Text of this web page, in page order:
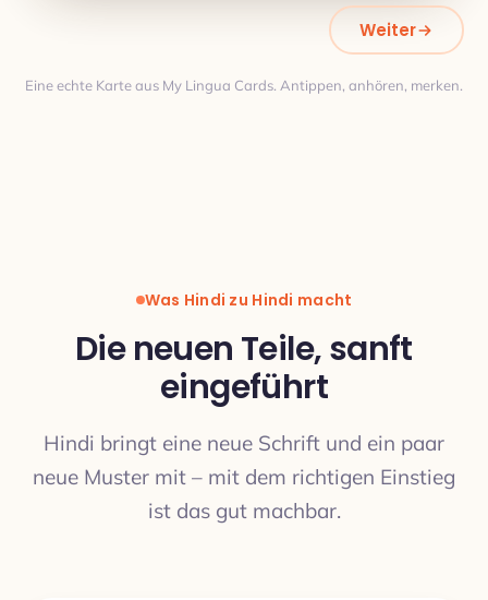
ÜBERSETZUNG
Weiter
Eine echte Karte aus My Lingua Cards. Antippen, anhören, merken.
Was Hindi zu Hindi macht
Die neuen Teile, sanft
eingeführt
Hindi bringt eine neue Schrift und ein paar
neue Muster mit – mit dem richtigen Einstieg
ist das gut machbar.